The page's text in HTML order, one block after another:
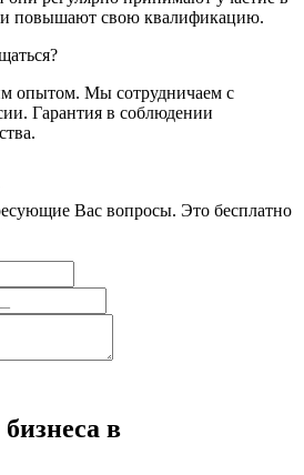
и повышают свою квалификацию.
опытом. Мы сотрудничаем с
Гарантия в соблюдении
Вас вопросы. Это бесплатно
в